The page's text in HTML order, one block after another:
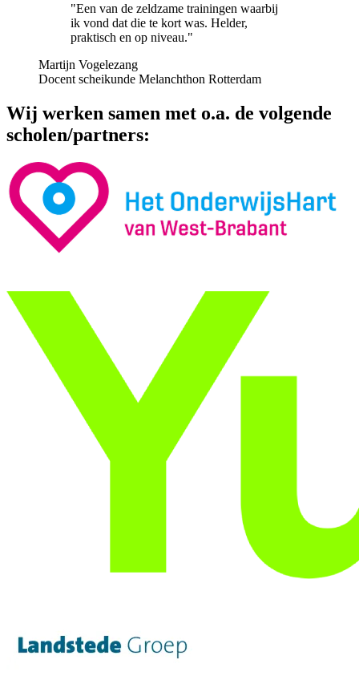
"Een van de zeldzame trainingen waarbij
ik vond dat die te kort was. Helder,
praktisch en op niveau."
Martijn Vogelezang
Docent scheikunde Melanchthon Rotterdam
Wij werken samen met o.a. de volgende
scholen/partners: